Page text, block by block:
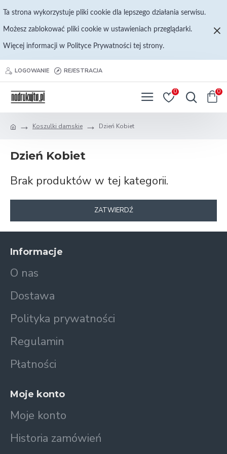
Ta strona wykorzystuje pliki cookie dla lepszego działania serwisu.
Możesz zablokować pliki cookie w ustawieniach przeglądarki.
Więcej informacji w Polityce Prywatności tej strony.
LOGOWANIE REJESTRACJA
0 0
Koszulki damskie Dzień Kobiet
Dzień Kobiet
Brak produktów w tej kategorii.
ZATWIERDŹ
Informacje
O nas
Dostawa
Polityka prywatności
Regulamin
Płatności
Moje konto
Moje konto
Historia zamówień